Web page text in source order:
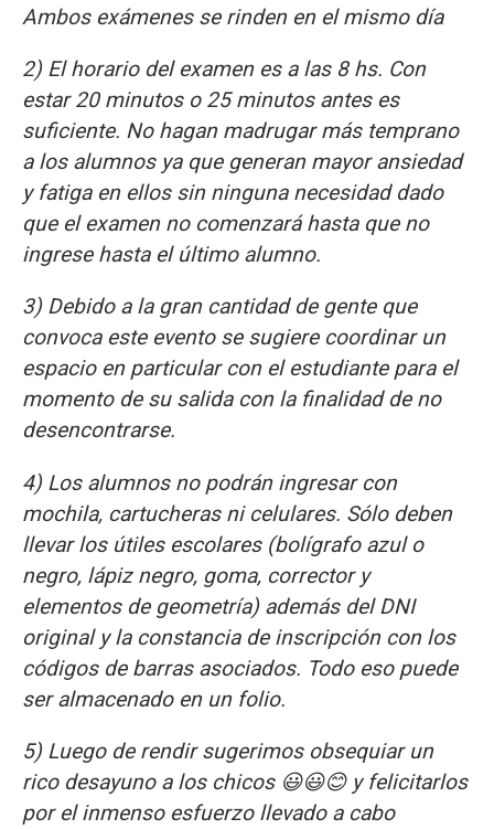
Ambos exámenes se rinden en el mismo día
2) El horario del examen es a las 8 hs. Con
estar 20 minutos o 25 minutos antes es
suficiente. No hagan madrugar más temprano
a los alumnos ya que generan mayor ansiedad
y fatiga en ellos sin ninguna necesidad dado
que el examen no comenzará hasta que no
ingrese hasta el último alumno.
3) Debido a la gran cantidad de gente que
convoca este evento se sugiere coordinar un
espacio en particular con el estudiante para el
momento de su salida con la finalidad de no
desencontrarse.
4) Los alumnos no podrán ingresar con
mochila, cartucheras ni celulares. Sólo deben
llevar los útiles escolares (bolígrafo azul o
negro, lápiz negro, goma, corrector y
elementos de geometría) además del DNI
original y la constancia de inscripción con los
códigos de barras asociados. Todo eso puede
ser almacenado en un folio.
5) Luego de rendir sugerimos obsequiar un
rico desayuno a los chicos 😃😃😊 y felicitarlos
por el inmenso esfuerzo llevado a cabo